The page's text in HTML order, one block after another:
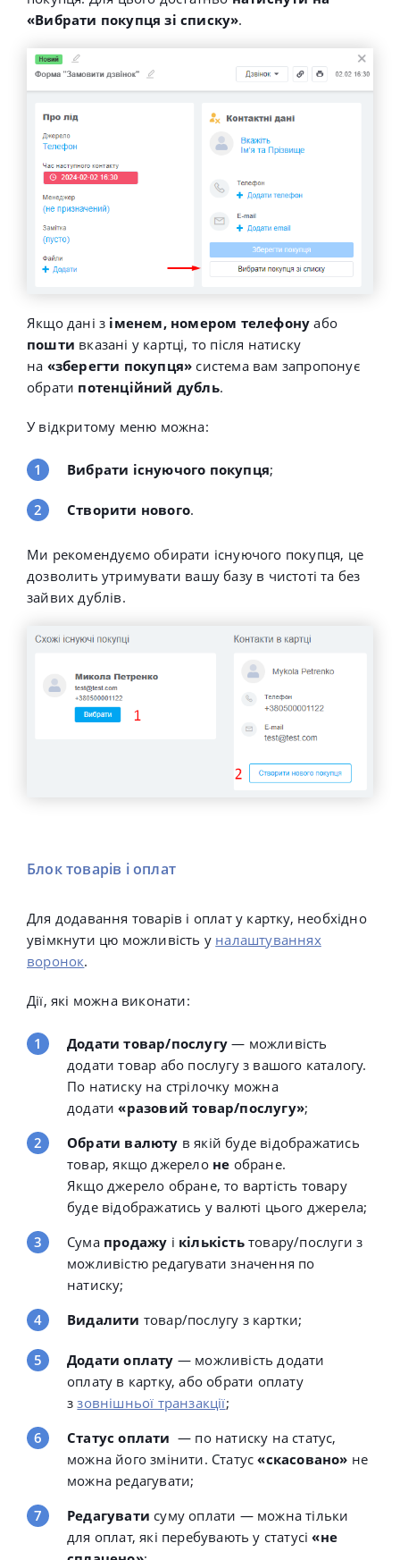
«Вибрати покупця зі списку».
Якщо дані з іменем, номером телефонуабо
пошти вказані у картці, то після натиску
на «зберегти покупця» система вам запропонує
обрати потенційний дубль.
У відкритому меню можна:
Вибрати існуючого покупця;
Створити нового.
Ми рекомендуємо обирати існуючого покупця, це
дозволить утримувати вашу базу в чистоті та без
зайвих дублів.
Блок товарів і оплат
Для додавання товарів і оплат у картку, необхідно
увімкнути цю можливість у налаштуваннях
воронок.
Дії, які можна виконати:
Додати товар/послугу — можливість
додати товар або послугу з вашого каталогу.
По натиску на стрілочку можна
додати «разовий товар/послугу»;
Обрати валюту в якій буде відображатись
товар, якщо джерело не обране.
Якщо джерело обране, то вартість товару
буде відображатись у валюті цього джерела;
Сума продажу і кількістьтовару/послуги з
можливістю редагувати значення по
натиску;
Видалити товар/послугу з картки;
Додати оплату — можливість додати
оплату в картку, або обрати оплату
з зовнішньої транзакції;
Статус оплати — по натиску на статус,
можна його змінити. Статус«скасовано» не
можна редагувати;
Редагувати суму оплати — можна тільки
для оплат, які перебувають у статусі«не